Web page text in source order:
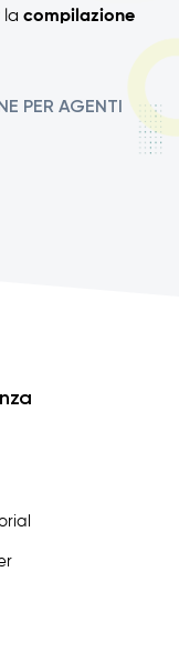
la compilazione
PER AGENTI